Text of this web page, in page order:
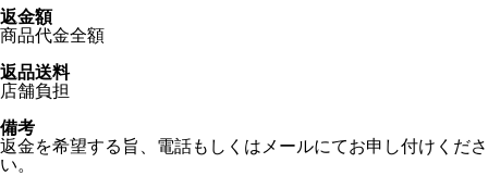
返金額
商品代金全額
返品送料
店舗負担
備考
返金を希望する旨、電話もしくはメールにてお申し付けくださ
い。